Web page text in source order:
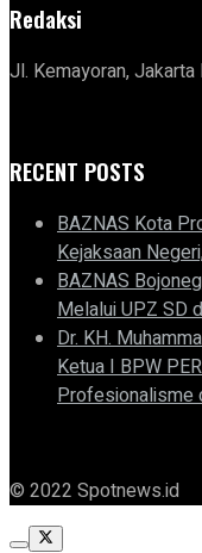
Redaksi
Jl. Kemayoran,
RECENT POSTS
BAZNAS Kota
Kejaksaan
BAZNAS
Melalui UPZ SD
Dr. KH.
Ketua I BPW
Profesionalisme
© 2022 Spotnews.id